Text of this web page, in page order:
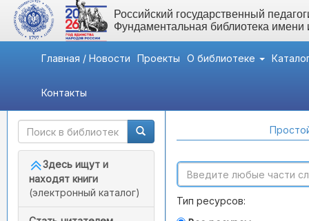
Российский государственный
Фундаментальная библиотека
Главная / Новости Проекты О библиотеке
Контакты
Быстрый доступ
Здесь ищут и
находят книги
(электронный каталог)
Тип ресурсов: